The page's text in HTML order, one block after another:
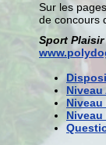
Sur les
de concours
Sport Plaisir
Niveau
Niveau
Niveau